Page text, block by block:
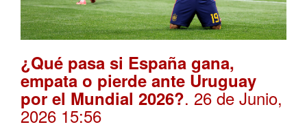
¿Qué pasa si España gana,
empata o pierde ante Uruguay
por el Mundial 2026?. 26 de Junio,
2026 15:56